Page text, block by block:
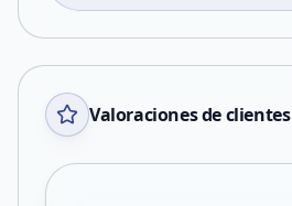
Valoraciones de clientes